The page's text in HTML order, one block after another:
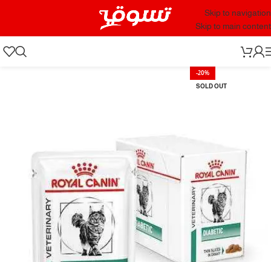
Skip to navigation
Skip to main content
-20%
SOLD OUT